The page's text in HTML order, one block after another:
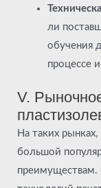
ли
обучения
процессе
V.
На таких
большой
преимуществам.